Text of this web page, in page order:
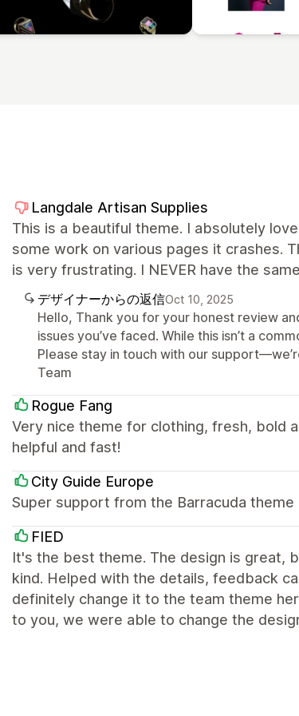
Langdale Artisan Supplies
This is a beautiful theme. I absolutely
some work on various pages it crashes.
is very frustrating. I NEVER have the
デザイナーからの返信Oct 10, 2025
Hello, Thank you for your honest review
issues you’ve faced. While this isn’t a
Please stay in touch with our
Team
Rogue Fang
Very nice theme for clothing, fresh, bold
helpful and fast!
City Guide Europe
Super support from the Barracuda theme
FIED
It's the best theme. The design is great,
kind. Helped with the details, feedback
definitely change it to the team theme
to you, we were able to change the